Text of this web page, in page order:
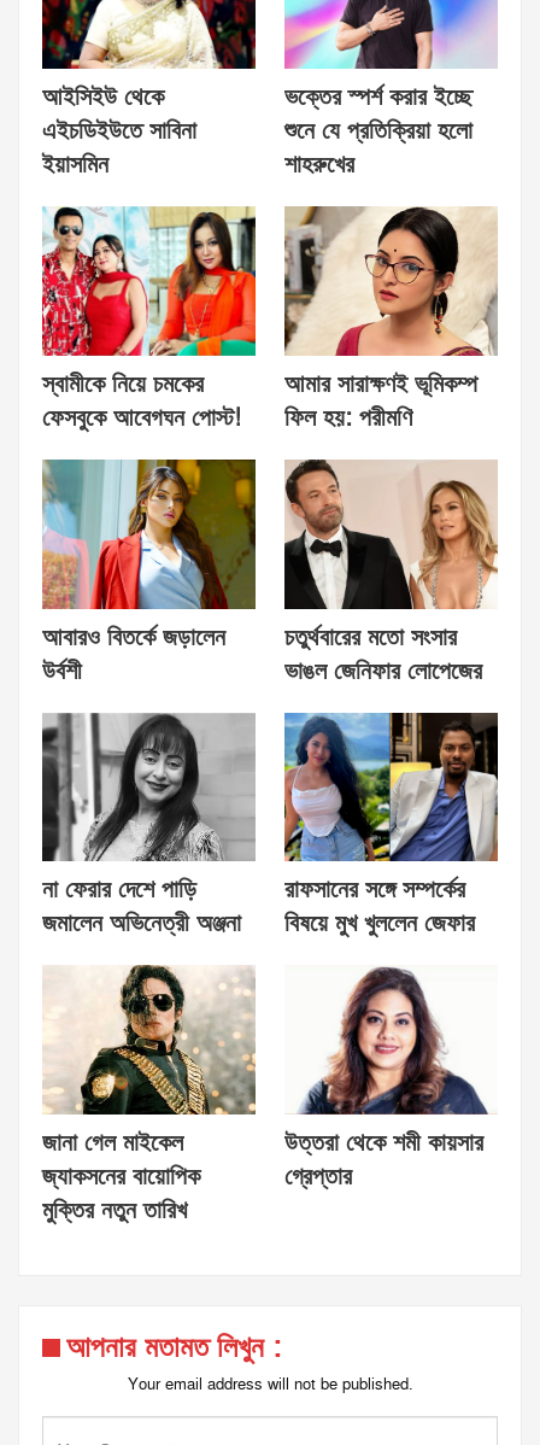
আইসিইউ থেকে
এইচডিইউতে সাবিনা
ইয়াসমিন
ভক্তের স্পর্শ করার ইচ্ছে
শুনে যে প্রতিক্রিয়া হলো
শাহরুখের
স্বামীকে নিয়ে চমকের
ফেসবুকে আবেগঘন পোস্ট!
আমার সারাক্ষণই ভূমিকম্প
ফিল হয়: পরীমণি
আবারও বিতর্কে জড়ালেন
উর্বশী
চতুর্থবারের মতো সংসার
ভাঙল জেনিফার লোপেজের
না ফেরার দেশে পাড়ি
জমালেন অভিনেত্রী অঞ্জনা
রাফসানের সঙ্গে সম্পর্কের
বিষয়ে মুখ খুললেন জেফার
জানা গেল মাইকেল
জ্যাকসনের বায়োপিক
মুক্তির নতুন তারিখ
উত্তরা থেকে শমী কায়সার
গ্রেপ্তার
আপনার মতামত লিখুন :
Your email address will not be published.